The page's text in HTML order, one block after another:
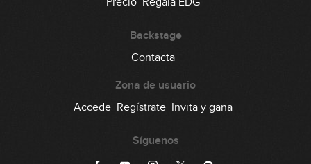
Backstage
Contacta
Zona de usuario
Accede Regístrate Invita y gana
Síguenos